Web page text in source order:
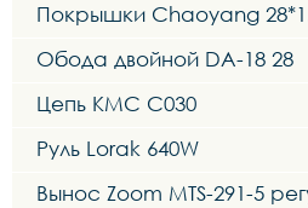
Покрышки Chaoyang
Обода двойной DA-18 28
Цепь KMC C030
Руль Lorak 640W
Вынос Zoom MTS-291-5